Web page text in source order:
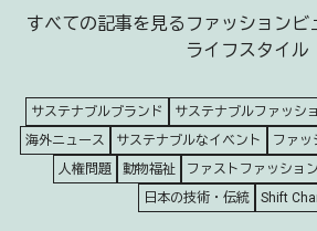
すべての記事を見る ファッションビ
ライフスタイル
サステナブルブランド サステナブルファッシ
海外ニュース
サステナブルなイベント ファッ
人権問題
動物福祉 ファストファッション
日本の技術・伝統
Shift